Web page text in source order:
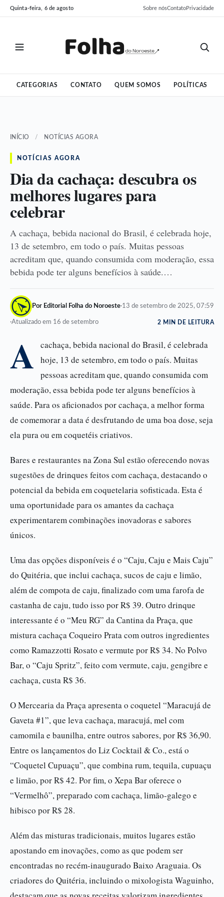
Pular
para
Pular
para
Quinta-feira, 6 de agosto Sobre nósContatoPrivacidade
CATEGORIAS CONTATO QUEM SOMOS POLÍTICAS
INÍCIO / NOTÍCIAS AGORA
NOTÍCIAS AGORA
Dia da cachaça: descubra os
melhores lugares para
celebrar
A cachaça, bebida nacional do Brasil, é celebrada hoje,
13 de setembro, em todo o país. Muitas pessoas
acreditam que, quando consumida com moderação, essa
bebida pode ter alguns benefícios à saúde.…
Por Editorial Folha do Noroeste·13 de setembro de 2025, 07:59
·Atualizado em 16 de setembro 2 MIN DE LEITURA
A
cachaça, bebida nacional do Brasil, é celebrada
hoje, 13 de setembro, em todo o país. Muitas
pessoas acreditam que, quando consumida com
moderação, essa bebida pode ter alguns benefícios à
saúde. Para os aficionados por cachaça, a melhor forma
de comemorar a data é desfrutando de uma boa dose, seja
ela pura ou em coquetéis criativos.
Bares e restaurantes na Zona Sul estão oferecendo novas
sugestões de drinques feitos com cachaça, destacando o
potencial da bebida em coquetelaria sofisticada. Esta é
uma oportunidade para os amantes da cachaça
experimentarem combinações inovadoras e sabores
únicos.
Uma das opções disponíveis é o “Caju, Caju e Mais Caju”
do Quitéria, que inclui cachaça, sucos de caju e limão,
além de compota de caju, finalizado com uma farofa de
castanha de caju, tudo isso por R$ 39. Outro drinque
interessante é o “Meu RG” da Cantina da Praça, que
mistura cachaça Coqueiro Prata com outros ingredientes
como Ramazzotti Rosato e vermute por R$ 34. No Polvo
Bar, o “Caju Spritz”, feito com vermute, caju, gengibre e
cachaça, custa R$ 36.
O Mercearia da Praça apresenta o coquetel “Maracujá de
Gaveta #1”, que leva cachaça, maracujá, mel com
camomila e baunilha, entre outros sabores, por R$ 36,90.
Entre os lançamentos do Liz Cocktail & Co., está o
“Coquetel Cupuaçu”, que combina rum, tequila, cupuaçu
e limão, por R$ 42. Por fim, o Xepa Bar oferece o
“Vermelhô”, preparado com cachaça, limão-galego e
hibisco por R$ 28.
Além das misturas tradicionais, muitos lugares estão
apostando em inovações, como as que podem ser
encontradas no recém-inaugurado Baixo Araguaia. Os
criadores do Quitéria, incluindo o mixologista Waguinho,